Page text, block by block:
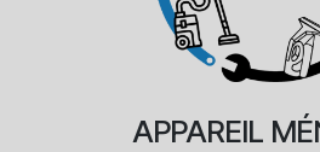
APPAREIL